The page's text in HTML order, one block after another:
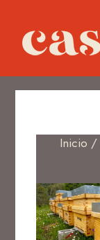
Inicio /